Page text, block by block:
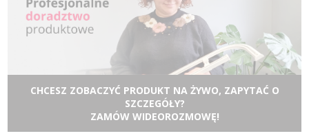
CHCESZ ZOBACZYĆ PRODUKT NA ŻYWO, ZAPYTAĆ O
SZCZEGÓŁY?
ZAMÓW WIDEOROZMOWĘ!